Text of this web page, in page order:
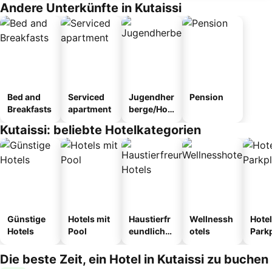
Andere Unterkünfte in Kutaissi
Bed and
Breakfasts
Serviced
apartment
Jugendher
berge/Hos
Pension
Kutaissi: beliebte Hotelkategorien
Günstige
Hotels
Hotels mit
Pool
Haustierfr
eundliche
Wellnessh
otels
Die beste Zeit, ein Hotel in Kutaissi zu buchen